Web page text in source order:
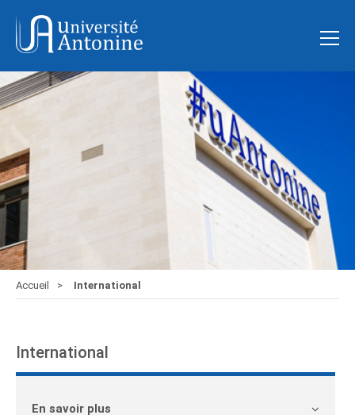
Accueil International
International
En savoir plus